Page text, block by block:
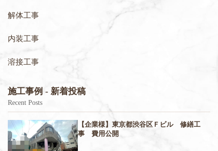
解体工事
内装工事
溶接工事
施工事例 - 新着投稿
Recent Posts
【企業様】東京都渋谷区Ｆビル 修繕工
事 費用公開